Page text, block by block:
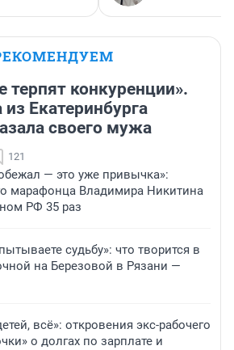
конкуренции».
Екатеринбурга
своего мужа
121
— это уже привычка»:
марафонца Владимира Никитина
РФ 35 раз
судьбу»: что творится в
на Березовой в Рязани —
всё»: откровения экс-рабочего
о долгах по зарплате и